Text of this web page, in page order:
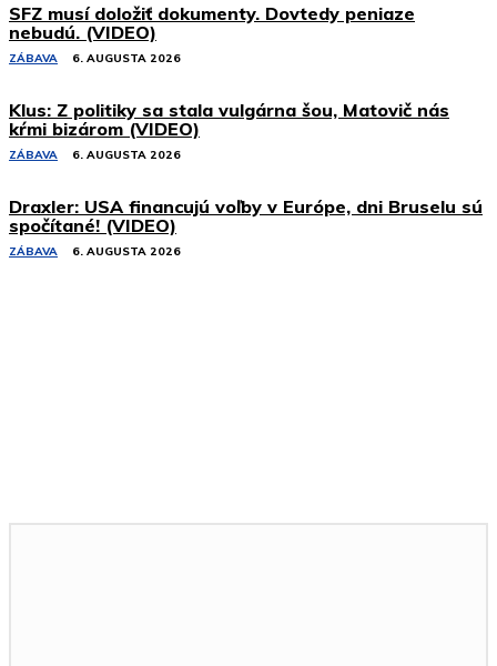
SFZ musí doložiť dokumenty. Dovtedy peniaze
nebudú. (VIDEO)
ZÁBAVA 6. AUGUSTA 2026
Klus: Z politiky sa stala vulgárna šou, Matovič nás
kŕmi bizárom (VIDEO)
ZÁBAVA 6. AUGUSTA 2026
Draxler: USA financujú voľby v Európe, dni Bruselu sú
spočítané! (VIDEO)
ZÁBAVA 6. AUGUSTA 2026